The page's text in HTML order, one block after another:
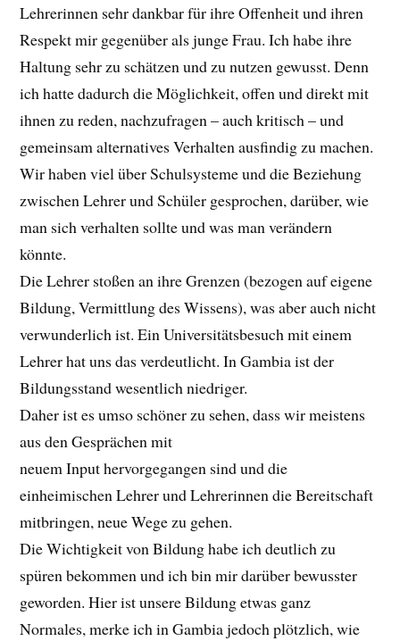
Lehrerinnen sehr dankbar für ihre Offenheit und ihren
Respekt mir gegenüber als junge Frau. Ich habe ihre
Haltung sehr zu schätzen und zu nutzen gewusst. Denn
ich hatte dadurch die Möglichkeit, offen und direkt mit
ihnen zu reden, nachzufragen – auch kritisch – und
gemeinsam alternatives Verhalten ausfindig zu machen.
Wir haben viel über Schulsysteme und die Beziehung
zwischen Lehrer und Schüler gesprochen, darüber, wie
man sich verhalten sollte und was man verändern
könnte.
Die Lehrer stoßen an ihre Grenzen (bezogen auf eigene
Bildung, Vermittlung des Wissens), was aber auch nicht
verwunderlich ist. Ein Universitätsbesuch mit einem
Lehrer hat uns das verdeutlicht. In Gambia ist der
Bildungsstand wesentlich niedriger.
Daher ist es umso schöner zu sehen, dass wir meistens
aus den Gesprächen mit
neuem Input hervorgegangen sind und die
einheimischen Lehrer und Lehrerinnen die Bereitschaft
mitbringen, neue Wege zu gehen.
Die Wichtigkeit von Bildung habe ich deutlich zu
spüren bekommen und ich bin mir darüber bewusster
geworden. Hier ist unsere Bildung etwas ganz
Normales, merke ich in Gambia jedoch plötzlich, wie